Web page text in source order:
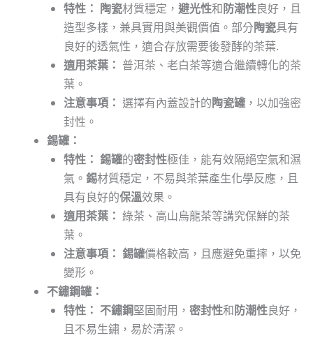
特性： 陶瓷材質穩定， 避光性和防潮性良好，且
造型多樣，兼具實用與美觀價值。部分陶瓷具有
良好的透氣性，適合存放需要後發酵的茶葉.
適用茶葉： 普洱茶、老白茶等適合繼續轉化的茶
葉。
注意事項： 選擇有內蓋設計的陶瓷罐，以加強密
封性。
錫罐：
特性： 錫罐的密封性極佳，能有效隔絕空氣和濕
氣。 錫材質穩定，不易與茶葉產生化學反應，且
具有良好的保溫效果。
適用茶葉： 綠茶、高山烏龍茶等講究保鮮的茶
葉。
注意事項： 錫罐價格較高，且應避免重摔，以免
變形。
不鏽鋼罐：
特性： 不鏽鋼堅固耐用， 密封性和防潮性良好，
且不易生鏽，易於清潔。